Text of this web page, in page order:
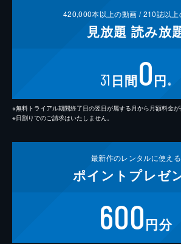
420,000本以上の動画 /210誌以
見放題 読み放
31 日間0円 ※
※無料トライアル期間終了日の翌日が属する月から月額料金が
※日割りでのご請求はいたしません。
最新作のレンタルに使える
ポイント プレゼ
600円分